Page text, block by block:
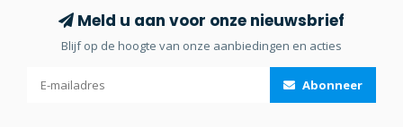
Meld u aan voor onze nieuwsbrief
Blijf op de hoogte van onze aanbiedingen en acties
Abonneer